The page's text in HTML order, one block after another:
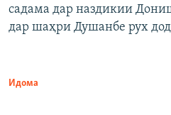
садама дар наздикии
дар шаҳри Душанбе рух
Идома